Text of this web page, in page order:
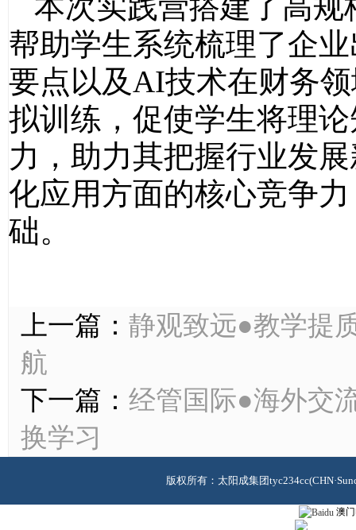
本次实践营搭建了高
帮助学生系统梳理了企
要点以及AI技术在财务
拟训练，促使学生将理
力，助力其把握行业发
化应用方面的核心竞争
础。
上一篇： 静观致远●教学提
航
下一篇： 经管国际●海外交
换学习
版权所有：太阳成集团